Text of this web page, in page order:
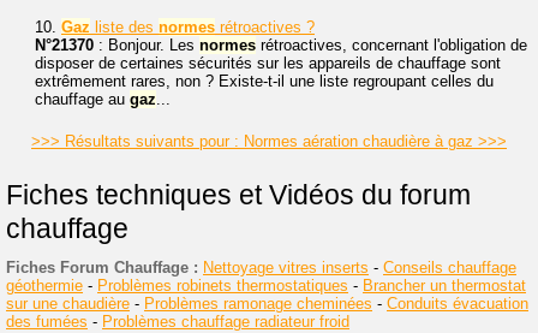
10. Gaz liste des normes rétroactives ?
N°21370 : Bonjour. Les normes rétroactives, concernant l'obligation de
disposer de certaines sécurités sur les appareils de chauffage sont
extrêmement rares, non ? Existe-t-il une liste regroupant celles du
chauffage au gaz
>>> Résultats suivants pour : Normes aération chaudière à gaz >>>
Fiches techniques et Vidéos du forum
chauffage
Fiches Forum Chauffage : Nettoyage vitres inserts - Conseils chauffage
géothermie - Problèmes robinets thermostatiques - Brancher un thermostat
sur une chaudière - Problèmes ramonage cheminées - Conduits évacuation
des fumées - Problèmes chauffage radiateur froid